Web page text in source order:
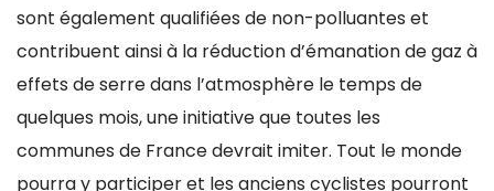
sont également qualifiées de non-polluantes et
contribuent ainsi à la réduction d’émanation de gaz à
effets de serre dans l’atmosphère le temps de
quelques mois, une initiative que toutes les
communes de France devrait imiter. Tout le monde
pourra y participer et les anciens cyclistes pourront